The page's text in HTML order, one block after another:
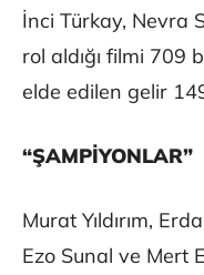
İnci Türkay, Nevra
rol aldığı filmi 709
elde edilen gelir
“ŞAMPİYONLAR”
Murat Yıldırım,
Ezo Sunal ve Mert